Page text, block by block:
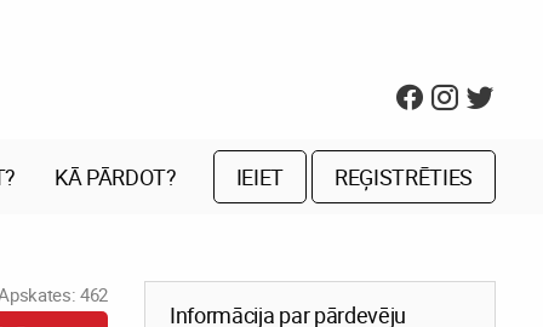
KĀ PĀRDOT? IEIET REĢISTRĒTIES
462
Informācija par pārdevēju